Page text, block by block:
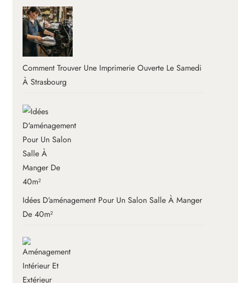
Comment Trouver Une Imprimerie Ouverte Le Samedi
À Strasbourg
Idées D’aménagement Pour Un Salon Salle À Manger
De 40m²